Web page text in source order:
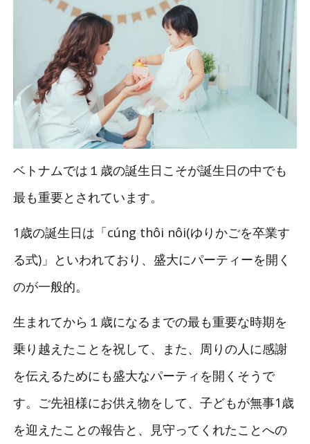
ベトナムでは１歳の誕生日こそが誕生日の中でも
最も重要とされています。
1歳の誕生日は「cúng thôi nôi(ゆりかごを卒業す
る式)」といわれており、盛大にパーティーを開く
のが一般的。
生まれてから１歳になるまでの最も重要な時期を
乗り越えたことを祝して、また、周りの人に感謝
を伝えるためにも盛大なパーティを開くそうで
す。ご先祖様にお供え物をして、子どもが無事1歳
を迎えたことの報告と、見守ってくれたことへの